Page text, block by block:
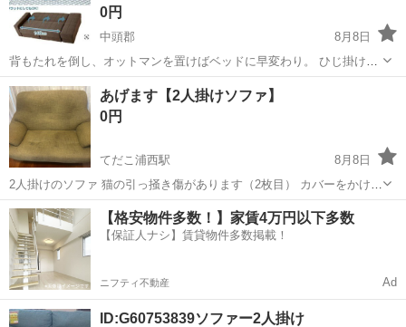
0円
中頭郡
8月8日
背もたれを倒し、オットマンを置けばベッドに早変わり。 ひじ掛けは
左右どちらにも変更可能。 背もたれは3段階に角度調整可能。 引き出
し収納付き。 ３年ほど使用していますがマットのヘタレもそれほど感
じません。 オットマ...
沖縄 中頭郡 ソファ
あげます【2人掛けソファ】
0円
てだこ浦西駅
8月8日
2人掛けのソファ 猫の引っ掻き傷があります（2枚目） カバーをかけれ
ば、ソファとしての使用には支障ありません。 当方2階になります。 2
人で取りに来てくださる方に差し上げます。
沖縄 宜野湾市 てだこ浦西駅 ソファ
【格安物件多数！】家賃4万円以下多数
【保証人ナシ】賃貸物件多数掲載！
ニフティ不動産 Ad
ID:G60753839ソファー2人掛け